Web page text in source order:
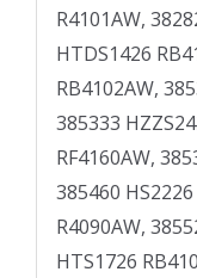
R4101AW,
HTDS1426
RB4102AW,
385333
RF4160AW,
385460
R4090AW,
HTS1726